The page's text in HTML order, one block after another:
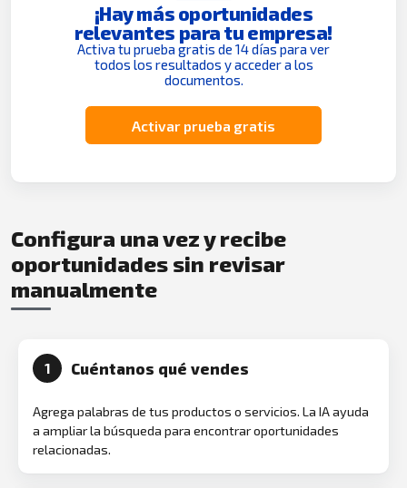
¡Hay más oportunidades
relevantes para tu empresa!
Activa tu prueba gratis de 14 días para ver
todos los resultados y acceder a los
documentos.
Activar prueba gratis
Configura una vez y recibe
oportunidades sin revisar
manualmente
1 Cuéntanos qué vendes
Agrega palabras de tus productos o servicios. La IA ayuda
a ampliar la búsqueda para encontrar oportunidades
relacionadas.